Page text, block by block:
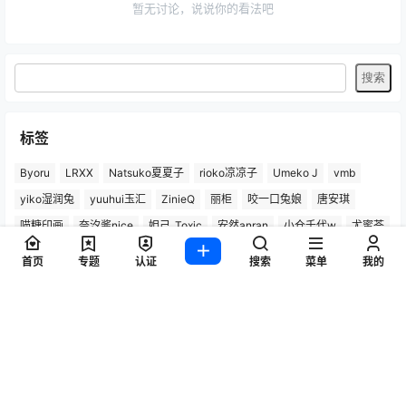
暂无讨论，说说你的看法吧
标签
Byoru LRXX Natsuko夏夏子 rioko凉凉子 Umeko J
vmb
yiko湿润兔
yuuhui玉汇 ZinieQ 丽柜 咬一口兔娘
唐安琪
喵糖印画
奈汐酱nice 妲己_Toxic 安然anran 小仓千代w
尤蜜荟
徐莉芝Booty
抖娘-利世 星之迟迟
杏子Yada
首页 专题 认证 搜索 菜单 我的